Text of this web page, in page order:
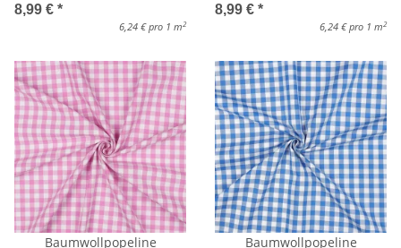
8,99 € *
6,24 € pro 1 m 2
8,99 € *
6,24 € pro 1 m 2
Baumwollpopeline
Baumwollpopeline